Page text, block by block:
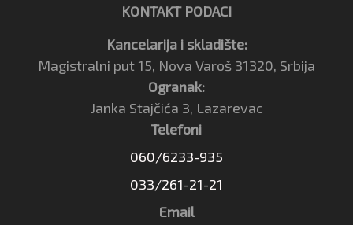
KONTAKT PODACI
Kancelarija i skladište:
Magistralni put 15, Nova Varoš 31320, Srbija
Ogranak:
Janka Stajčića 3, Lazarevac
Telefoni
060/6233-935
033/261-21-21
Email